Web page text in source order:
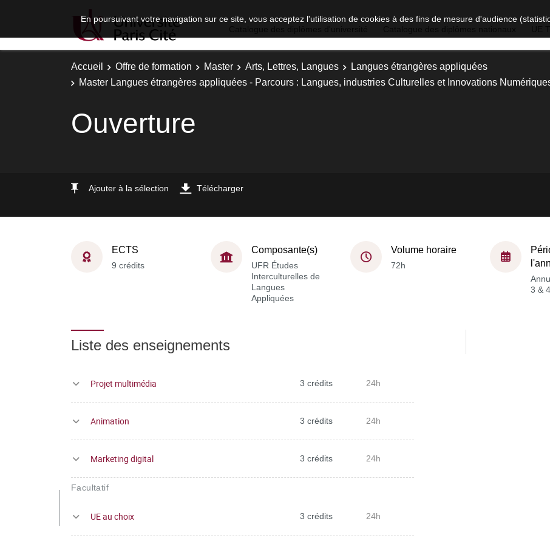
En poursuivant votre navigation sur ce site, vous acceptez l'utilisation de cookies à des fins de mesure d'audience
Accueil Offre de formation Master Arts, Lettres, Langues
Langues étrangères appliquées
Master Langues étrangères appliquées - Parcours : Langues, industries Culturelles et Innovations
Ouverture
Ajouter à la sélection Télécharger
ECTS
9 crédits
Composante(s)
UFR Études
Interculturelles de
Langues
Appliquées
Volume horaire
72h
3 &
Liste des enseignements
Projet multimédia 3 crédits 24h
Animation 3 crédits 24h
Marketing digital 3 crédits 24h
Facultatif
UE au choix 3 crédits 24h